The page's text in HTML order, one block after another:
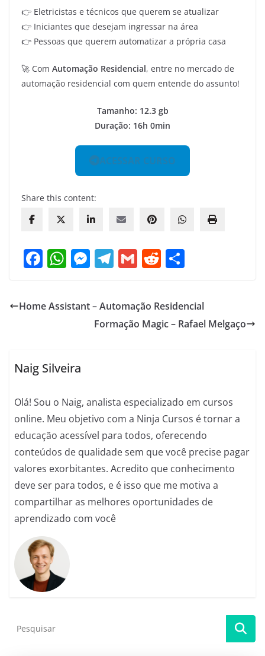
👉 Eletricistas e técnicos que querem se atualizar
👉 Iniciantes que desejam ingressar na área
👉 Pessoas que querem automatizar a própria casa
🚀 Com Automação Residencial, entre no mercado de
automação residencial com quem entende do assunto!
Tamanho: 12.3 gb
Duração: 16h 0min
ACESSAR CURSO
Share this content:
F
c
e
o
W
at
s
p
M
ss
e
n
T
e
gr
a
G
ai
l
R
d
di
t
ar
e
Home Assistant – Automação Residencial
Formação Magic – Rafael Melgaço
Naig Silveira
Olá! Sou o Naig, analista especializado em cursos
online. Meu objetivo com a Ninja Cursos é tornar a
educação acessível para todos, oferecendo
conteúdos de qualidade sem que você precise pagar
valores exorbitantes. Acredito que conhecimento
deve ser para todos, e é isso que me motiva a
compartilhar as melhores oportunidades de
aprendizado com você